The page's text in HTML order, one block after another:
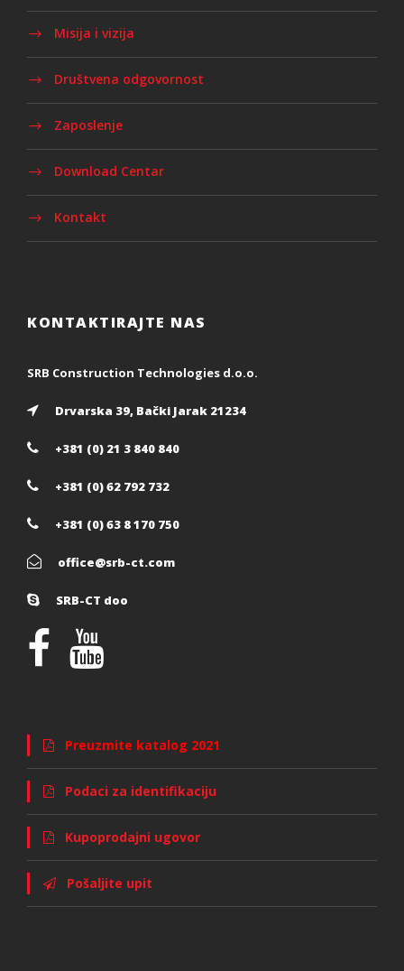
Misija i vizija
Društvena odgovornost
Zaposlenje
Download Centar
Kontakt
KONTAKTIRAJTE NAS
SRB Construction Technologies d.o.o.
Drvarska 39, Bački Jarak 21234
+381 (0) 21 3 840 840
+381 (0) 62 792 732
+381 (0) 63 8 170 750
office@srb-ct.com
SRB-CT doo
Preuzmite katalog 2021
Podaci za identifikaciju
Kupoprodajni ugovor
Pošaljite upit